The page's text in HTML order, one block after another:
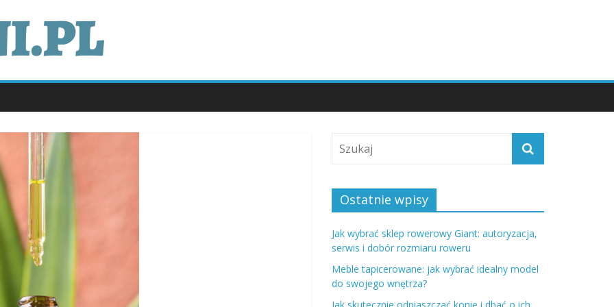
Ostatnie wpisy
Jak wybrać sklep rowerowy Giant: autoryzacja,
serwis i dobór rozmiaru roweru
Meble tapicerowane: jak wybrać idealny model
do swojego wnętrza?